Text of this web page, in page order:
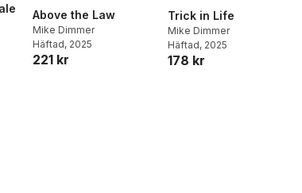
Above the Law
Mike Dimmer
Häftad, 2025
221 kr
Trick in Life
Mike Dimmer
Häftad, 2025
178 kr